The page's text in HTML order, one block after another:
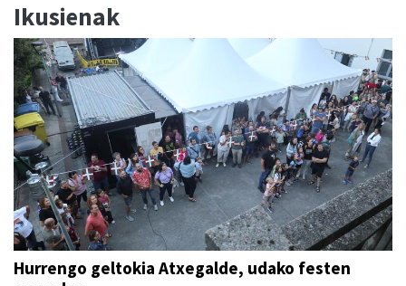
Ikusienak
Hurrengo geltokia Atxegalde, udako festen